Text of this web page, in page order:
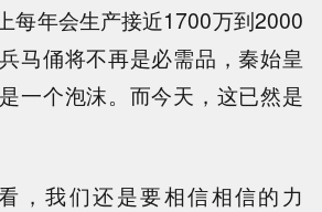
每年会生产接近1700万到2000
马俑将不再是必需品，秦始皇
一个泡沫。而今天，这已然是
，我们还是要相信相信的力